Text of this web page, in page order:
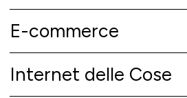
E-commerce
Internet delle Cose